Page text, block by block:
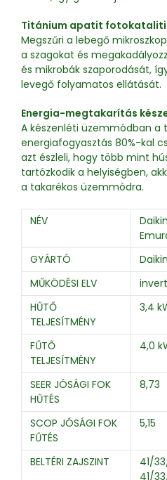
Titánium apatit
Megszűri a lebegő
a szagokat és
és mikrobák szaporodását,
levegő folyamatos ellátását.
Energia-megtakarítás
A készenléti üzemmódban a
energiafogyasztás 80%-kal
azt észleli, hogy több mint
tartózkodik a helyiségben,
a takarékos üzemmódra.
NÉV
GYÁRTÓ
Daikin
MŰKÖDÉSI ELV
HŰTŐ
TELJESÍTMÉNY
3,4
FŰTŐ
TELJESÍTMÉNY
4,0
SEER JÓSÁGI FOK
HŰTÉS
8,73
SCOP JÓSÁGI FOK
FŰTÉS
5,15
BELTÉRI ZAJSZINT
41/
41/